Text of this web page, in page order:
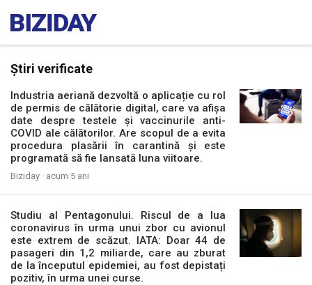
Știri verificate
Industria aeriană dezvoltă o aplicație cu rol
de permis de călătorie digital, care va afișa
date despre testele și vaccinurile anti-
COVID ale călătorilor. Are scopul de a evita
procedura plasării în carantină și este
programată să fie lansată luna viitoare.
Biziday · acum 5 ani
Studiu al Pentagonului. Riscul de a lua
coronavirus în urma unui zbor cu avionul
este extrem de scăzut. IATA: Doar 44 de
pasageri din 1,2 miliarde, care au zburat
de la începutul epidemiei, au fost depistați
pozitiv, în urma unei curse.